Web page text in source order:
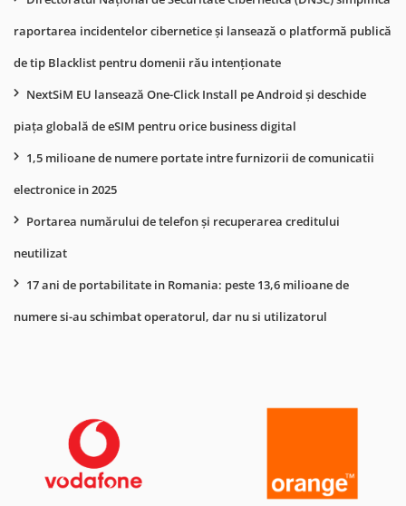
raportarea incidentelor cibernetice și lansează o platformă publică
de tip Blacklist pentru domenii rău intenționate
NextSiM EU lansează One-Click Install pe Android și deschide
piața globală de eSIM pentru orice business digital
1,5 milioane de numere portate intre furnizorii de comunicatii
electronice in 2025
Portarea numărului de telefon și recuperarea creditului
neutilizat
17 ani de portabilitate in Romania: peste 13,6 milioane de
numere si-au schimbat operatorul, dar nu si utilizatorul